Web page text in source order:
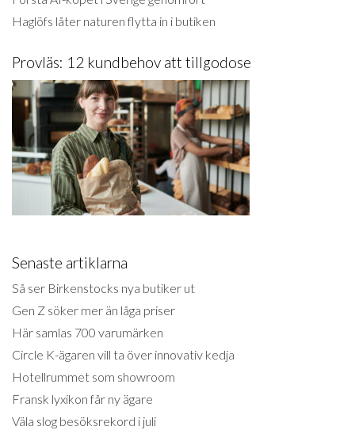
Haglöfs låter naturen flytta in i butiken
Provläs: 12 kundbehov att tillgodose
Senaste artiklarna
Så ser Birkenstocks nya butiker ut
Gen Z söker mer än låga priser
Här samlas 700 varumärken
Circle K-ägaren vill ta över innovativ kedja
Hotellrummet som showroom
Fransk lyxikon får ny ägare
Väla slog besöksrekord i juli